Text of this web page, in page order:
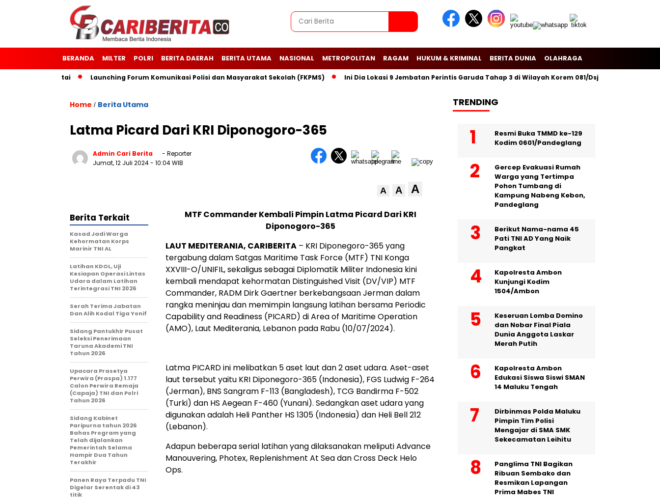
BERANDA MILTER POLRI BERITA DAERAH BERITA UTAMA NASIONAL METROPOLITAN RAGAM HUKUM & KRIMINAL BERITA DUNIA OLAHRAGA
Launching Forum Komunikasi Polisi dan Masyarakat Sekolah (FKPMS) Ini Dia Lokasi 9 Jembatan Perintis Garuda Tahap 3 di Wilayah Korem 081/Dsj
Home / Berita Utama
Latma Picard Dari KRI Diponogoro-365
Admin Cari Berita
- Reporter
Jumat, 12 Juli 2024- 10:04 WIB
A A A
MTF Commander Kembali Pimpin Latma Picard Dari KRI
Diponogoro-365
LAUT MEDITERANIA, CARIBERITA – KRI Diponegoro-365 yang
tergabung dalam Satgas Maritime Task Force (MTF) TNI Konga
XXVIII-O/UNIFIL, sekaligus sebagai Diplomatik Militer Indonesia kini
kembali mendapat kehormatan Distinguished Visit (DV/VIP) MTF
Commander, RADM Dirk Gaertner berkebangsaan Jerman dalam
rangka meninjau dan memimpin langsung latihan bersama Periodic
Capability and Readiness (PICARD) di Area of Maritime Operation
(AMO), Laut Mediterania, Lebanon pada Rabu (10/07/2024).
Latma PICARD ini melibatkan 5 aset laut dan 2 aset udara. Aset-aset
laut tersebut yaitu KRI Diponegoro-365 (Indonesia), FGS Ludwig F-264
(Jerman), BNS Sangram F-113 (Bangladesh), TCG Bandirma F-502
(Turki) dan HS Aegean F-460 (Yunani). Sedangkan aset udara yang
digunakan adalah Heli Panther HS 1305 (Indonesia) dan Heli Bell 212
(Lebanon).
Adapun beberapa serial latihan yang dilaksanakan meliputi Advance
Manouvering, Photex, Replenishment At Sea dan Cross Deck Helo
Ops.
Berita Terkait
Kasad Jadi Warga
Kehormatan Korps
Marinir TNI AL
Latihan KDOL, Uji
Kesiapan Operasi Lintas
Udara dalam Latihan
Terintegrasi TNI 2026
Serah Terima Jabatan
Dan Alih Kodal Tiga Yonif
Sidang Pantukhir Pusat
Seleksi Penerimaan
Taruna Akademi TNI
Tahun 2026
Upacara Prasetya
Perwira (Praspa) 1.177
Calon Perwira Remaja
(Capaja) TNI dan Polri
Tahun 2026
Sidang Kabinet
Paripurna tahun 2026
Bahas Program yang
Telah dijalankan
Pemerintah Selama
Hampir Dua Tahun
Terakhir
Panen Raya Terpadu TNI
Digelar Serentak di 43
titik
TRENDING
Resmi Buka TMMD ke-129
Kodim 0601/Pandeglang
Gercep Evakuasi Rumah
Warga yang Tertimpa
Pohon Tumbang di
Kampung Nabeng Kebon,
Pandeglang
Berikut Nama-nama 45
Pati TNI AD Yang Naik
Pangkat
Kapolresta Ambon
Kunjungi Kodim
1504/Ambon
Keseruan Lomba Domino
dan Nobar Final Piala
Dunia Anggota Laskar
Merah Putih
Kapolresta Ambon
Edukasi Siswa Siswi SMAN
14 Maluku Tengah
Dirbinmas Polda Maluku
Pimpin Tim Polisi
Mengajar di SMA SMK
Sekecamatan Leihitu
Panglima TNI Bagikan
Ribuan Sembako dan
Resmikan Lapangan
Prima Mabes TNI